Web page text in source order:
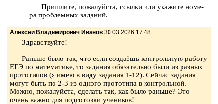
При­шли­те, по­жа­луй­ста, ссыл­ки или ука­жи­те но­ме­
ра про­блем­ных за­да­ний.
Алексей Владимирович Иванов 30.03.2026 17:48
Здрав­ствуй­те!
Рань­ше было так, что если создаёшь кон­троль­ную ра­бо­ту
ЕГЭ по ма­те­ма­ти­ке, то за­да­ния обя­за­тель­но были из раз­ных
про­то­ти­пов (я имею в виду за­да­ния 1-12). Сей­час за­да­ния
могут быть по 2-3 из од­но­го про­то­ти­па в кон­троль­ной.
Можно, по­жа­луй­ста, сде­лать так, как было рань­ше? Это
очень важно для под­го­тов­ки уче­ни­ков!